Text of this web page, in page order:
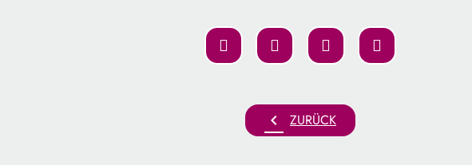
chevron_left ZURÜCK